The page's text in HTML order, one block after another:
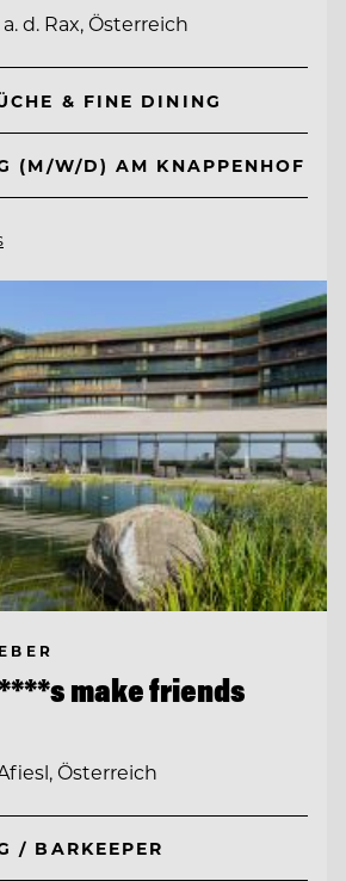
d. Rax, Österreich
& FINE DINING
(M/W/D) AM KNAPPENHOF
make friends
Österreich
CHEF DE RANG / BARKEEPER